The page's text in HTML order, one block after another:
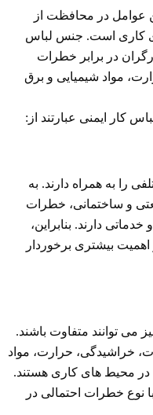
عوامل در محافظت از
کاری است. جنس لباس
در برابر خطرات
مواد شیمیایی و برق
کار ایمنی عبارتند از:
را به همراه دارند. به
و ساختمانی، خطرات
دارند. بنابراین،
بیشتری برخوردار
می توانند متفاوت باشند.
خراشیدگی، حرارت، مواد
در محیط های کاری هستند.
نوع خطرات احتمالی در